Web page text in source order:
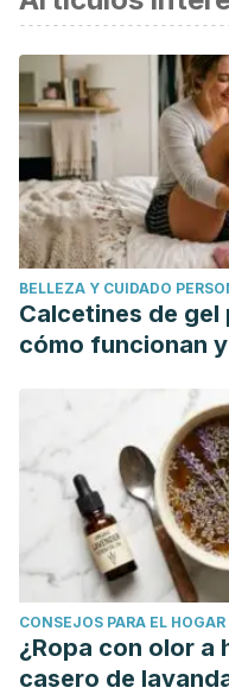
Berk T, Scheinfeld N.
2010;35(6):348–352.
Borda LJ,
Dandruff: A
Dermatol
.
doi:10.13188/2373-
Calderón-Komáromy,
(2014). Dermatitis
Continuada En Atencion
https://doi.org/
CORREA, B. O.
Consideraciones
Quintanilla
Pacheco, M. L.
SEMERGEN -
https://doi.org/
BELLEZA Y CUIDADO
Calcetines de
cómo funcionan
CONSEJOS PARA EL HOGAR
¿Ropa con olor a
casero de